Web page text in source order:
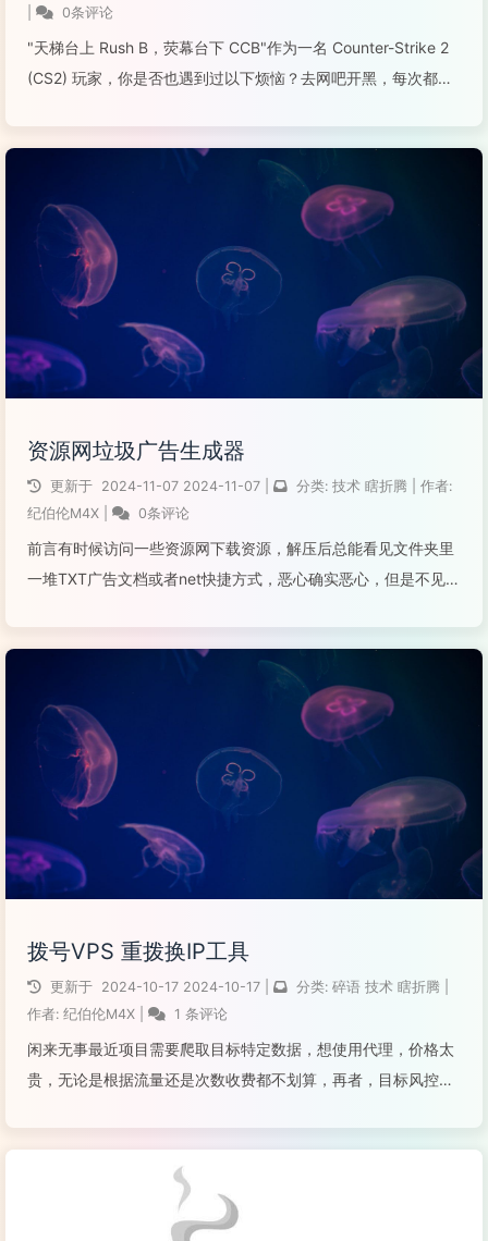
0条评论
"天梯台上 Rush B，荧幕台下 CCB"作为一名 Counter-Strike 2
(CS2) 玩家，你是否也遇到过以下烦恼？去网吧开黑，每次都要
阅读全文...
资源网垃圾广告生成器
更新于 2024-11-07 2024-11-07 分类: 技术 瞎折腾
作者:
纪伯伦M4X
0条评论
前言有时候访问一些资源网下载资源，解压后总能看见文件夹里
一堆TXT广告文档或者net快捷方式，恶心确实恶心，但是不见得
阅读全文...
拨号VPS 重拨换IP工具
更新于 2024-10-17 2024-10-17 分类: 碎语 技术 瞎折腾
作者: 纪伯伦M4X 1 条评论
闲来无事最近项目需要爬取目标特定数据，想使用代理，价格太
贵，无论是根据流量还是次数收费都不划算，再者，目标风控措
重拨的脚本工具，似乎没再找...